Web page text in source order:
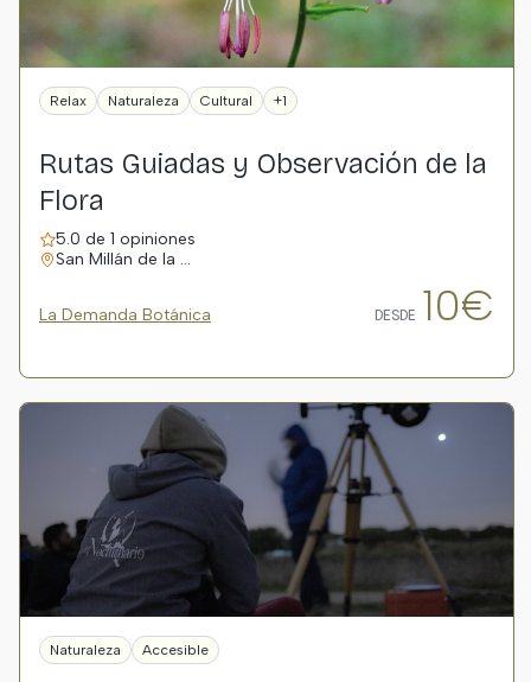
Relax Naturaleza Cultural +1
Rutas Guiadas y Observación de la
Flora
5.0 de 1 opiniones
San Millán de la …
La Demanda Botánica DESDE 10€
Naturaleza Accesible